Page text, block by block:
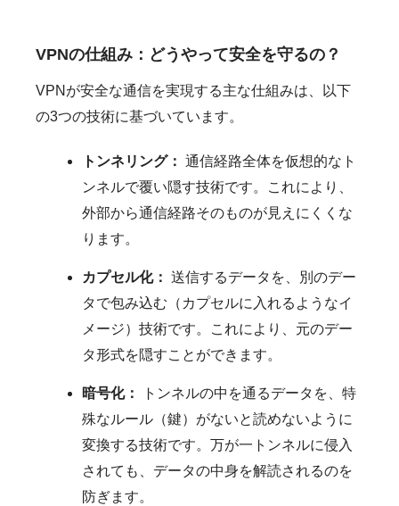
VPNの仕組み：どうやって安全を守るの？
VPNが安全な通信を実現する主な仕組みは、以下
の3つの技術に基づいています。
トンネリング： 通信経路全体を仮想的なト
ンネルで覆い隠す技術です。これにより、
外部から通信経路そのものが見えにくくな
ります。
カプセル化： 送信するデータを、別のデー
タで包み込む（カプセルに入れるようなイ
メージ）技術です。これにより、元のデー
タ形式を隠すことができます。
暗号化：
トンネルの中を通るデータを、特
殊なルール（鍵）がないと読めないように
変換する技術です。万が一トンネルに侵入
されても、データの中身を解読されるのを
防ぎます。